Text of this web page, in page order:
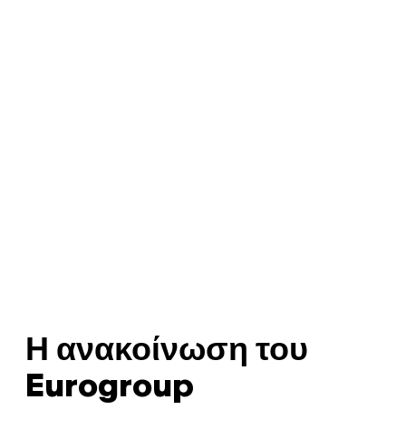
Η ανακοίνωση του
Eurogroup